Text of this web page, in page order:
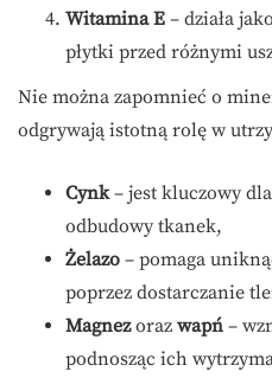
Witamina E – działa
płytki przed różnymi
Nie można zapomnieć o
odgrywają istotną rolę w
Cynk– jest kluczowy
odbudowy tkanek,
Żelazo – pomaga
poprzez dostarczanie
Magnezoraz wapń –
podnosząc ich